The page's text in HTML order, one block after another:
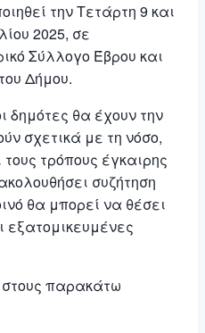
την Τετάρτη 9 και
2025, σε
Σύλλογο Έβρου και
Δήμου.
δημότες θα έχουν την
σχετικά με τη νόσο,
τρόπους έγκαιρης
συζήτηση
θα μπορεί να θέσει
εξατομικευμένες
παρακάτω